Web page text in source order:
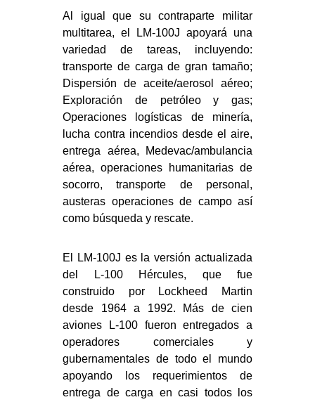
Al igual que su contraparte militar
multitarea, el LM-100J apoyará una
variedad de tareas, incluyendo:
transporte de carga de gran tamaño;
Dispersión de aceite/aerosol aéreo;
Exploración de petróleo y gas;
Operaciones logísticas de minería,
lucha contra incendios desde el aire,
entrega aérea, Medevac/ambulancia
aérea, operaciones humanitarias de
socorro, transporte de personal,
austeras operaciones de campo así
como búsqueda y rescate.
El LM-100J es la versión actualizada
del L-100 Hércules, que fue
construido por Lockheed Martin
desde 1964 a 1992. Más de cien
aviones L-100 fueron entregados a
operadores comerciales y
gubernamentales de todo el mundo
apoyando los requerimientos de
entrega de carga en casi todos los